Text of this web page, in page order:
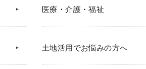
医療・介護・福祉
土地活用でお悩みの方へ